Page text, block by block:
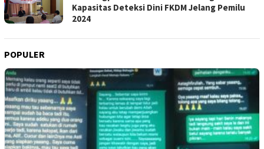
Kapasitas Deteksi Dini FKDM Jelang Pemilu
2024
POPULER